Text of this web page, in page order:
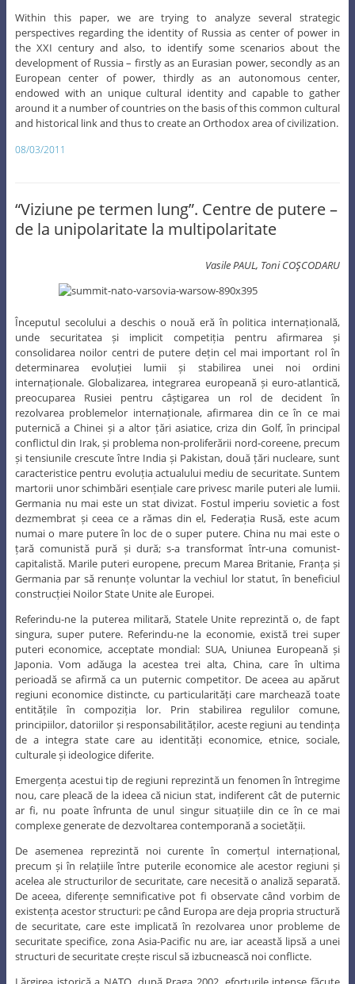
Within this paper, we are trying to analyze several strategic
perspectives regarding the identity of Russia as center of power in
the XXI century and also, to identify some scenarios about the
development of Russia – firstly as an Eurasian power, secondly as an
European center of power, thirdly as an autonomous center,
endowed with an unique cultural identity and capable to gather
around it a number of countries on the basis of this common cultural
and historical link and thus to create an Orthodox area of civilization.
08/03/2011
“Viziune pe termen lung”. Centre de putere –
de la unipolaritate la multipolaritate
Vasile PAUL, Toni COŞCODARU
Începutul secolului a deschis o nouă eră în politica internațională,
unde securitatea și implicit competiția pentru afirmarea și
consolidarea noilor centri de putere dețin cel mai important rol în
determinarea evoluției lumii și stabilirea unei noi ordini
internaționale. Globalizarea, integrarea europeană și euro-atlantică,
preocuparea Rusiei pentru câștigarea un rol de decident în
rezolvarea problemelor internaționale, afirmarea din ce în ce mai
puternică a Chinei și a altor țări asiatice, criza din Golf, în principal
conflictul din Irak, și problema non-proliferării nord-coreene, precum
și tensiunile crescute între India și Pakistan, două țări nucleare, sunt
caracteristice pentru evoluția actualului mediu de securitate. Suntem
martorii unor schimbări esențiale care privesc marile puteri ale lumii.
Germania nu mai este un stat divizat. Fostul imperiu sovietic a fost
dezmembrat și ceea ce a rămas din el, Federația Rusă, este acum
numai o mare putere în loc de o super putere. China nu mai este o
țară comunistă pură și dură; s-a transformat într-una comunist-
capitalistă. Marile puteri europene, precum Marea Britanie, Franța și
Germania par să renunțe voluntar la vechiul lor statut, în beneficiul
construcției Noilor State Unite ale Europei.
Referindu-ne la puterea militară, Statele Unite reprezintă o, de fapt
singura, super putere. Referindu-ne la economie, există trei super
puteri economice, acceptate mondial: SUA, Uniunea Europeană și
Japonia. Vom adăuga la acestea trei alta, China, care în ultima
perioadă se afirmă ca un puternic competitor. De aceea au apărut
regiuni economice distincte, cu particularități care marchează toate
entitățile în compoziția lor. Prin stabilirea regulilor comune,
principiilor, datoriilor și responsabilităților, aceste regiuni au tendința
de a integra state care au identități economice, etnice, sociale,
culturale și ideologice diferite.
Emergența acestui tip de regiuni reprezintă un fenomen în întregime
nou, care pleacă de la ideea că niciun stat, indiferent cât de puternic
ar fi, nu poate înfrunta de unul singur situațiile din ce în ce mai
complexe generate de dezvoltarea contemporană a societății.
De asemenea reprezintă noi curente în comerțul internațional,
precum și în relațiile între puterile economice ale acestor regiuni și
acelea ale structurilor de securitate, care necesită o analiză separată.
De aceea, diferențe semnificative pot fi observate când vorbim de
existența acestor structuri: pe când Europa are deja propria structură
de securitate, care este implicată în rezolvarea unor probleme de
securitate specifice, zona Asia-Pacific nu are, iar această lipsă a unei
structuri de securitate crește riscul să izbucnească noi conflicte.